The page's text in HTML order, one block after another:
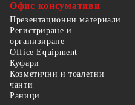
Офис консумативи
Презентационни материали
Регистриране и
организиране
Office Equipment
Куфари
Козметични и тоалетни
чанти
Раници